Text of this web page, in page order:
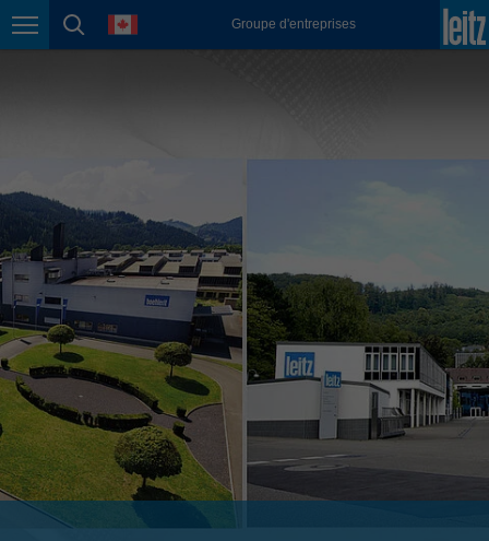
Page navigation
page search
language Groupe d'entreprises
México
Polska
polski
Portugal
português
România
Română
Schweiz
deutsch français